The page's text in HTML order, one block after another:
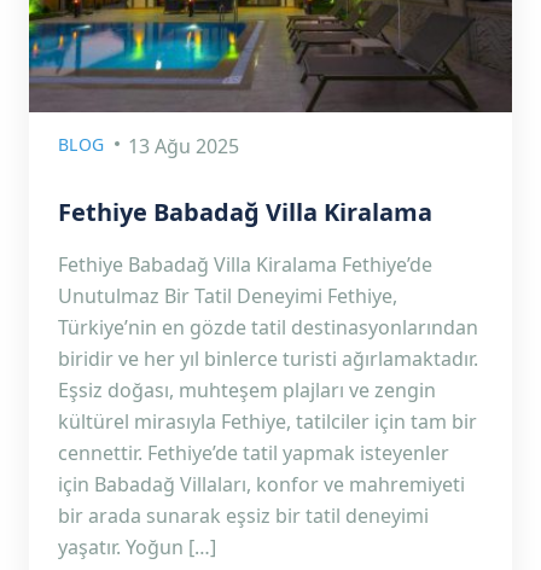
BLOG 13 Ağu 2025
Fethiye Babadağ Villa Kiralama
Fethiye Babadağ Villa Kiralama Fethiye’de
Unutulmaz Bir Tatil Deneyimi Fethiye,
Türkiye’nin en gözde tatil destinasyonlarından
biridir ve her yıl binlerce turisti ağırlamaktadır.
Eşsiz doğası, muhteşem plajları ve zengin
kültürel mirasıyla Fethiye, tatilciler için tam bir
cennettir. Fethiye’de tatil yapmak isteyenler
için Babadağ Villaları, konfor ve mahremiyeti
bir arada sunarak eşsiz bir tatil deneyimi
yaşatır. Yoğun […]